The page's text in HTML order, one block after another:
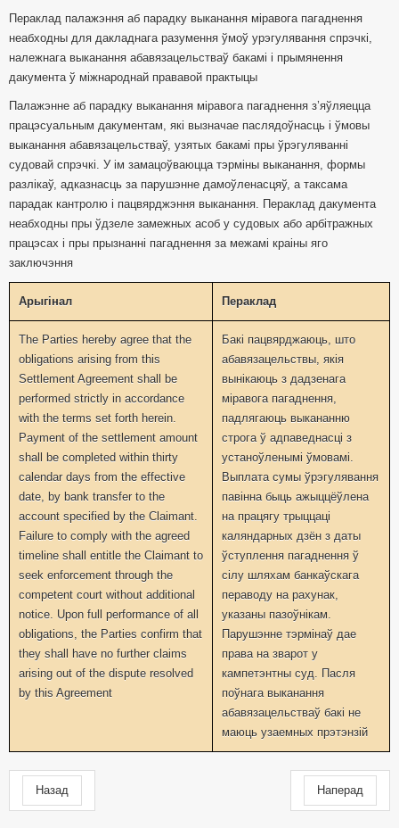
Пераклад палажэння аб парадку выканання міравога пагаднення
неабходны для дакладнага разумення ўмоў урэгулявання спрэчкі,
належнага выканання абавязацельстваў бакамі і прымянення
дакумента ў міжнароднай прававой практыцы
Палажэнне аб парадку выканання міравога пагаднення з’яўляецца
працэсуальным дакументам, які вызначае паслядоўнасць і ўмовы
выканання абавязацельстваў, узятых бакамі пры ўрэгуляванні
судовай спрэчкі. У ім замацоўваюцца тэрміны выканання, формы
разлікаў, адказнасць за парушэнне дамоўленасцяў, а таксама
парадак кантролю і пацвярджэння выканання. Пераклад дакумента
неабходны пры ўдзеле замежных асоб у судовых або арбітражных
працэсах і пры прызнанні пагаднення за межамі краіны яго
заключэння
Арыгiнал Пераклад
The Parties hereby agree that the
obligations arising from this
Settlement Agreement shall be
performed strictly in accordance
with the terms set forth herein.
Payment of the settlement amount
shall be completed within thirty
calendar days from the effective
date, by bank transfer to the
account specified by the Claimant.
Failure to comply with the agreed
timeline shall entitle the Claimant to
seek enforcement through the
competent court without additional
notice. Upon full performance of all
obligations, the Parties confirm that
they shall have no further claims
arising out of the dispute resolved
by this Agreement
Бакі пацвярджаюць, што
абавязацельствы, якія
вынікаюць з дадзенага
міравога пагаднення,
падлягаюць выкананню
строга ў адпаведнасці з
устаноўленымі ўмовамі.
Выплата сумы ўрэгулявання
павінна быць ажыццёўлена
на працягу трыццаці
каляндарных дзён з даты
ўступлення пагаднення ў
сілу шляхам банкаўскага
пераводу на рахунак,
указаны пазоўнікам.
Парушэнне тэрмінаў дае
права на зварот у
кампетэнтны суд. Пасля
поўнага выканання
абавязацельстваў бакі не
маюць узаемных прэтэнзій
Назад Наперад